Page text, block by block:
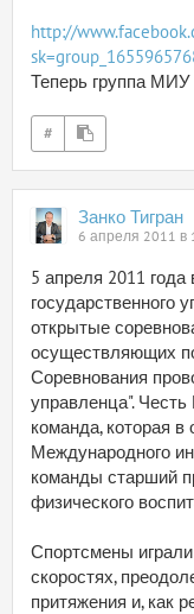
http://
Теперь группа
#
Занко Тигран
6 апреля 2011 в
5 апреля 2011
государственного
открытые
осуществляющих
Соревнования
управленца".
команда, которая в
Международного
команды старший
физического
Спортсмены
скоростях,
притяжения и, как